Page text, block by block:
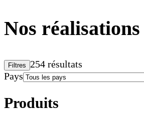
Nos réalisations
Filtres
254 résultats
Pays
Produits